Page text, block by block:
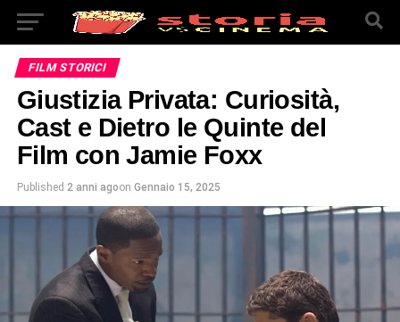
FILM STORICI
Giustizia Privata: Curiosità,
Cast e Dietro le Quinte del
Film con Jamie Foxx
Published 2 anni agoon Gennaio 15, 2025